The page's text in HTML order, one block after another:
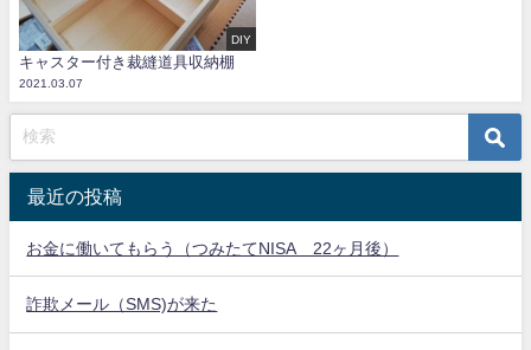
DIY
キャスター付き裁縫道具収納棚
2021.03.07
最近の投稿
お金に働いてもらう（つみたてNISA 22ヶ月後）
詐欺メール（SMS)が来た